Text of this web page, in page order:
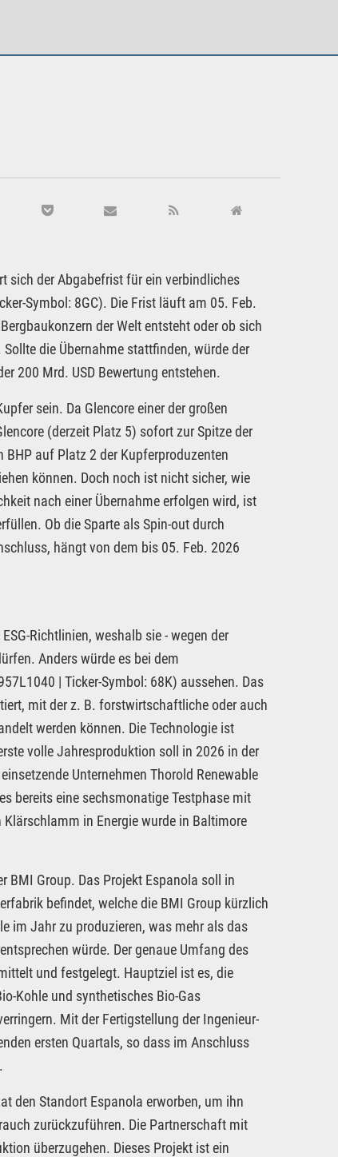
sich der Abgabefrist für ein verbindliches
Symbol: 8GC). Die Frist läuft am 05. Feb.
der Welt entsteht oder ob sich
die Übernahme stattfinden, würde der
200 Mrd. USD Bewertung entstehen.
sein. Da Glencore einer der großen
(derzeit Platz 5) sofort zur Spitze der
auf Platz 2 der Kupferproduzenten
können. Doch noch ist nicht sicher, wie
nach einer Übernahme erfolgen wird, ist
Ob die Sparte als Spin-out durch
hängt von dem bis 05. Feb. 2026
Richtlinien, weshalb sie - wegen der
Anders würde es bei dem
| Ticker-Symbol: 68K) aussehen. Das
mit der z. B. forstwirtschaftliche oder auch
werden können. Die Technologie ist
volle Jahresproduktion soll in 2026 in der
Unternehmen Thorold Renewable
bereits eine sechsmonatige Testphase mit
in Energie wurde in Baltimore
BMI Group. Das Projekt Espanola soll in
befindet, welche die BMI Group kürzlich
im Jahr zu produzieren, was mehr als das
würde. Der genaue Umfang des
und festgelegt. Hauptziel ist es, die
Kohle und synthetisches Bio-Gas
Mit der Fertigstellung der Ingenieur-
ersten Quartals, so dass im Anschluss
den Standort Espanola erworben, um ihn
zurückzuführen. Die Partnerschaft mit
überzugehen. Dieses Projekt ist ein